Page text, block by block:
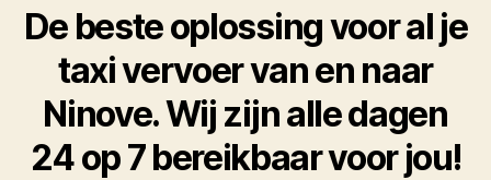
De beste oplossing voor al je
taxi vervoer van en naar
Ninove. Wij zijn alle dagen
24 op 7 bereikbaar voor jou!